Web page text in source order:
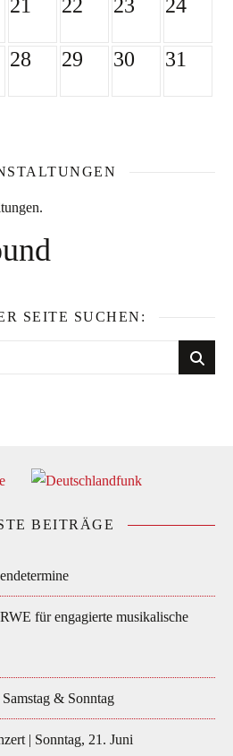
21 22 23 24
28 29 30 31
SEITE SUCHEN:
BEITRÄGE
für engagierte musikalische
& Sonntag
| Sonntag, 21. Juni